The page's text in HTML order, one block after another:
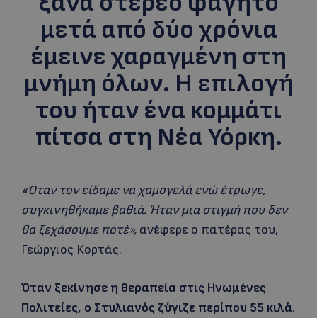
μετά από δύο χρόνια
έμεινε χαραγμένη στη
μνήμη όλων. Η επιλογή
του ήταν ένα κομμάτι
πίτσα στη Νέα Υόρκη.
«Όταν τον είδαμε να χαμογελά ενώ έτρωγε,
συγκινηθήκαμε βαθιά. Ήταν μια στιγμή που δεν
θα ξεχάσουμε ποτέ», ανέφερε ο πατέρας του,
Γεώργιος Κορτάς.
Όταν ξεκίνησε η θεραπεία στις Ηνωμένες
Πολιτείες, ο Στυλιανός ζύγιζε περίπου 55 κιλά.